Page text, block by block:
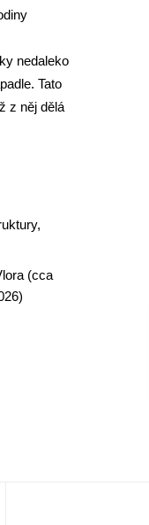
nedaleko
Tato
z něj dělá
(cca